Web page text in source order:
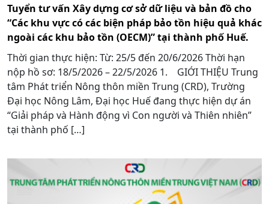
Tuyển tư vấn Xây dựng cơ sở dữ liệu và bản đồ cho
“Các khu vực có các biện pháp bảo tồn hiệu quả khác
ngoài các khu bảo tồn (OECM)” tại thành phố Huế.
Thời gian thực hiện: Từ: 25/5 đến 20/6/2026 Thời hạn
nộp hồ sơ: 18/5/2026 – 22/5/2026 1. GIỚI THIỆU Trung
tâm Phát triển Nông thôn miền Trung (CRD), Trường
Đại học Nông Lâm, Đại học Huế đang thực hiện dự án
“Giải pháp và Hành động vì Con người và Thiên nhiên”
tại thành phố […]